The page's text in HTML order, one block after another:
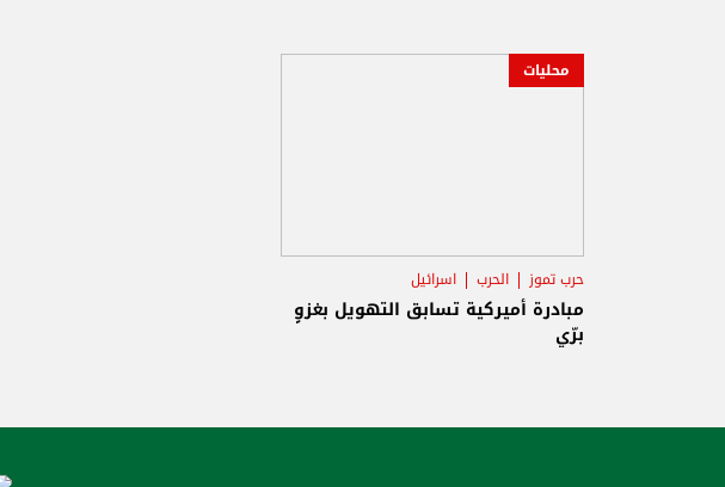
محليات
حرب تموز الحرب اسرائيل
مبادرة أميركية تسابق التهويل بغزوٍ
برّي